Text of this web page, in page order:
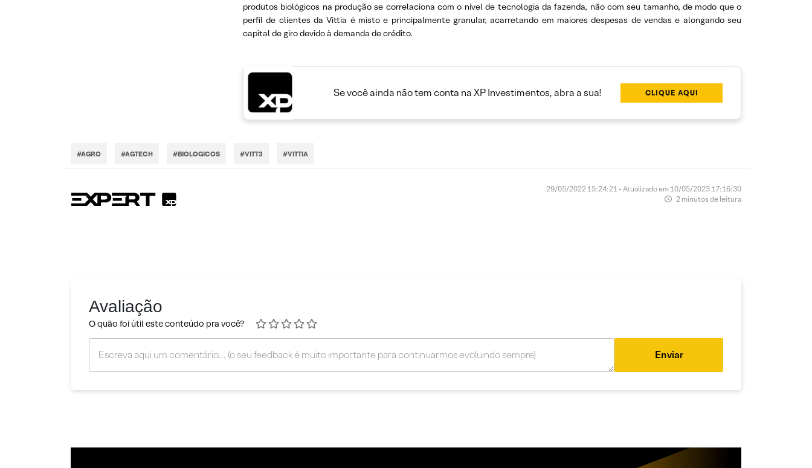
produtos biológicos na produção se correlaciona com o nível de tecnologia da fazenda, não com seu tamanho, de modo que o
perfil de clientes da Vittia é misto e principalmente granular, acarretando em maiores despesas de vendas e alongando seu
capital de giro devido à demanda de crédito.
Se você ainda não tem conta na XP Investimentos, abra a sua! CLIQUE AQUI
#AGRO #AGTECH #BIOLOGICOS #VITT3 #VITTIA
29/05/2022 15:24:21 • Atualizado em 10/05/2023 17:16:30
2 minutos de leitura
Avaliação
O quão foi útil este conteúdo pra você?
Enviar